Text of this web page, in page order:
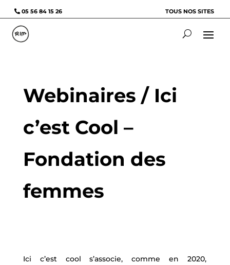
05 56 84 15 26 TOUS NOS SITES
Webinaires / Ici
c’est Cool –
Fondation des
femmes
Ici c’est cool s’associe, comme en 2020,